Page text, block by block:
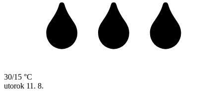
30/15 °C
utorok 11. 8.